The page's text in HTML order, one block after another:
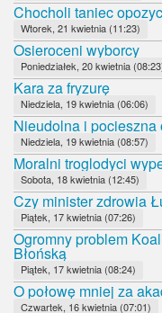
Chocholi taniec
Wtorek, 21 kwietnia (11:23)
Osieroceni wyborcy
Poniedziałek, 20 kwietnia
Kara za fryzurę
Niedziela, 19 kwietnia (06:06)
Nieudolna i pocieszna
Niedziela, 19 kwietnia (08:57)
Moralni troglodyci
Sobota, 18 kwietnia (12:45)
Czy minister zdrowia
Piątek, 17 kwietnia (07:26)
Ogromny problem
Błońską
Piątek, 17 kwietnia (08:24)
O połowę mniej za
Czwartek, 16 kwietnia (07:01)